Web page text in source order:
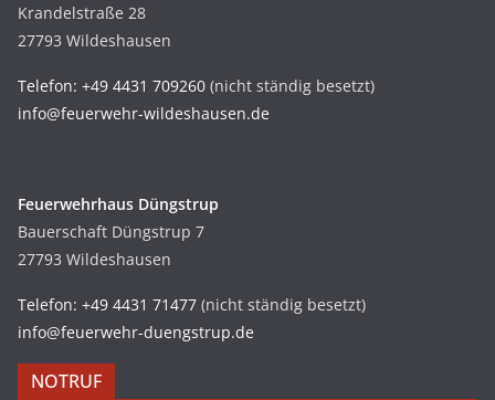
Krandelstraße 28
27793 Wildeshausen
Telefon: +49 4431 709260 (nicht ständig besetzt)
info@feuerwehr-wildeshausen.de
Feuerwehrhaus Düngstrup
Bauerschaft Düngstrup 7
27793 Wildeshausen
Telefon: +49 4431 71477 (nicht ständig besetzt)
info@feuerwehr-duengstrup.de
NOTRUF